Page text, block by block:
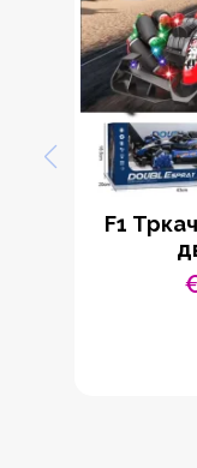
F1